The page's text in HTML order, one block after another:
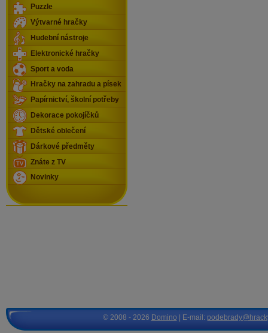
Puzzle
Výtvarné hračky
Hudební nástroje
Elektronické hračky
Sport a voda
Hračky na zahradu a písek
Papírnictví, školní potřeby
Dekorace pokojíčků
Dětské oblečení
Dárkové předměty
Znáte z TV
Novinky
© 2008 - 2026 Domino | E-mail: